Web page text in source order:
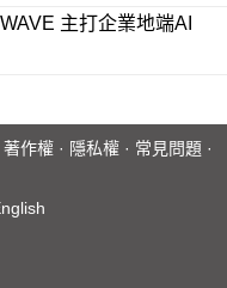
主打企業地端AI
著作權 · 隱私權 · 常見問題 ·